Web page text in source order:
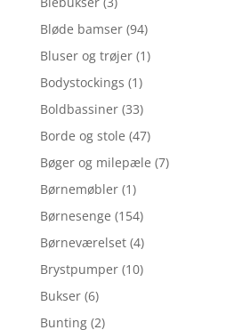
Bløde bamser (94)
Bluser og trøjer (1)
Bodystockings (1)
Boldbassiner (33)
Borde og stole (47)
Bøger og milepæle (7)
Børnemøbler (1)
Børnesenge (154)
Børneværelset (4)
Brystpumper (10)
Bukser (6)
Bunting (2)